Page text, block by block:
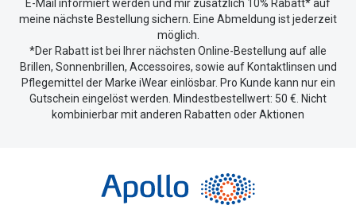
E-Mail informiert werden und mir zusätzlich 10% Rabatt* auf
meine nächste Bestellung sichern. Eine Abmeldung ist jederzeit
möglich.
*Der Rabatt ist bei Ihrer nächsten Online-Bestellung auf alle
Brillen, Sonnenbrillen, Accessoires, sowie auf Kontaktlinsen und
Pflegemittel der Marke iWear einlösbar. Pro Kunde kann nur ein
Gutschein eingelöst werden. Mindestbestellwert: 50 €. Nicht
kombinierbar mit anderen Rabatten oder Aktionen